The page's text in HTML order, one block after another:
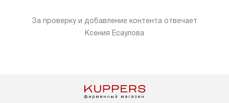
«в наличии» может быть отправлен
покупателю в течение трех дней.
После 100% предоплаты наша
компания бесплатно доставит ваш
за пределы
За проверку и добавление контента отвечает
Ксения Есаулова